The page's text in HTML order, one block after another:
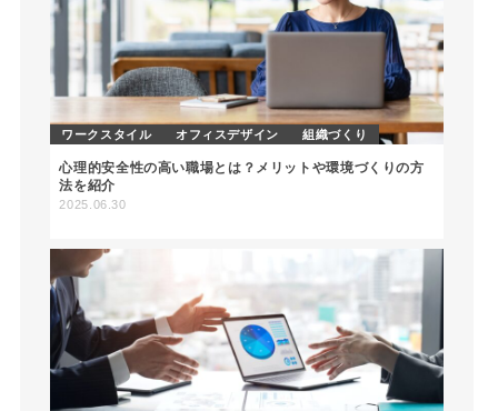
ワークスタイル オフィスデザイン 組織づくり
心理的安全性の高い職場とは？メリットや環境づくりの方
法を紹介
2025.06.30